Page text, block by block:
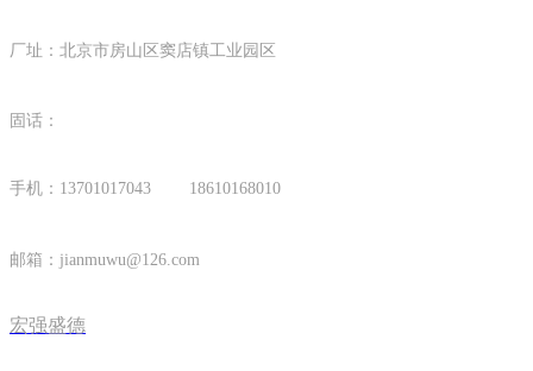
厂址：北京市房山区窦店镇工业园区
固话：
手机：13701017043 18610168010
邮箱： jianmuwu@126.com
宏强盛德